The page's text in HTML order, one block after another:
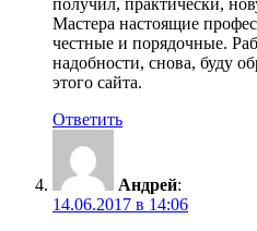
получил, практически,
Мастера настоящие
честные и порядочные.
надобности, снова, буду
этого сайта.
Ответить
Андрей:
14.06.2017 в 14:06